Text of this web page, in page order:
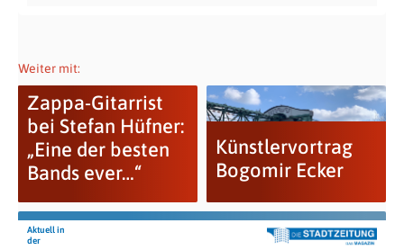
Weiter mit:
Zappa-Gitarrist
bei Stefan Hüfner:
„Eine der besten
Bands ever…“
Künstlervortrag
Bogomir Ecker
Aktuell in
der